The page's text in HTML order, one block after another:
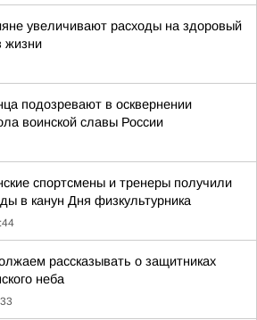
увеличивают расходы на здоровый
жизни
подозревают в осквернении
воинской славы России
спортсмены и тренеры получили
в канун Дня физкультурника
рассказывать о защитниках
неба